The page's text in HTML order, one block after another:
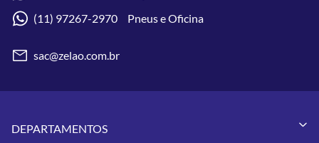
(11) 97267-2970 Pneus e Oficina
sac@zelao.com.br
DEPARTAMENTOS